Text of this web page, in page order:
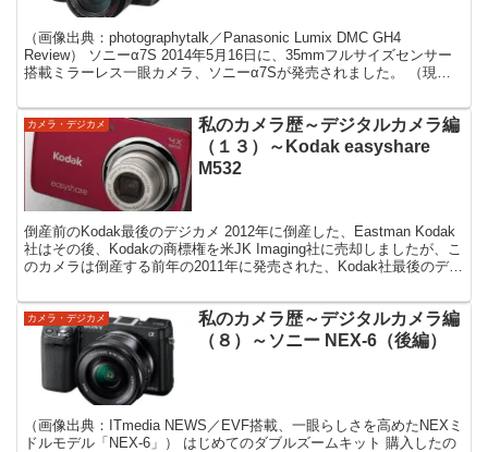
（画像出典：photographytalk／Panasonic Lumix DMC GH4
Review） ソニーα7S 2014年5月16日に、35mmフルサイズセンサー
搭載ミラーレス一眼カメラ、ソニーα7Sが発売されました。 （現在
カメラ・デジカメ
私のカメラ歴～デジタルカメラ編
（１３）～Kodak easyshare
M532
倒産前のKodak最後のデジカメ 2012年に倒産した、Eastman Kodak
社はその後、Kodakの商標権を米JK Imaging社に売却しましたが、こ
のカメラは倒産する前年の2011年に発売された、Kodak社最後のデジ
カメラ・デジカメ
私のカメラ歴～デジタルカメラ編
（８）～ソニー NEX-6（後編）
（画像出典：ITmedia NEWS／EVF搭載、一眼らしさを高めたNEXミ
ドルモデル「NEX-6」） はじめてのダブルズームキット 購入したの